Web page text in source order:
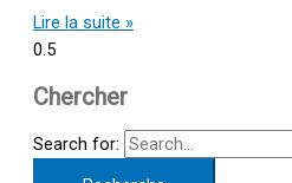
Lire la suite »
Chercher
Search for: